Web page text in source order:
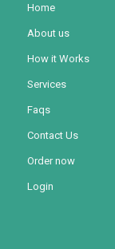
Home
About us
How it Works
Services
Faqs
Contact Us
Order now
Login